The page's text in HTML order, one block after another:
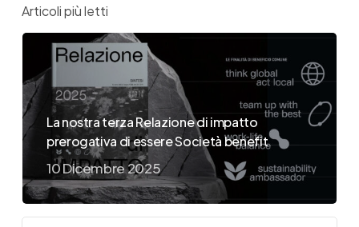
Articoli più letti
La nostra terza Relazione di impatto
prerogativa di essere Società benefit
10 Dicembre 2025